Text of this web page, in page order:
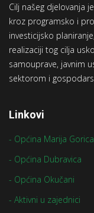
Cilj našeg djelovanja
kroz programsko i
investicijsko
realizaciji tog cilja
samouprave, javnim
sektorom i
Linkovi
- Općina Marija Gorica
- Općina Dubravica
- Općina Okučani
- Aktivni u zajednici